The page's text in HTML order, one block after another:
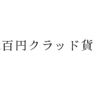
円クラッド